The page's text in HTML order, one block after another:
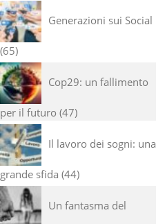
Generazioni sui Social
65
Cop29: un fallimento
per il futuro 47
Il lavoro dei sogni: una
grande sfida 44
Un fantasma del